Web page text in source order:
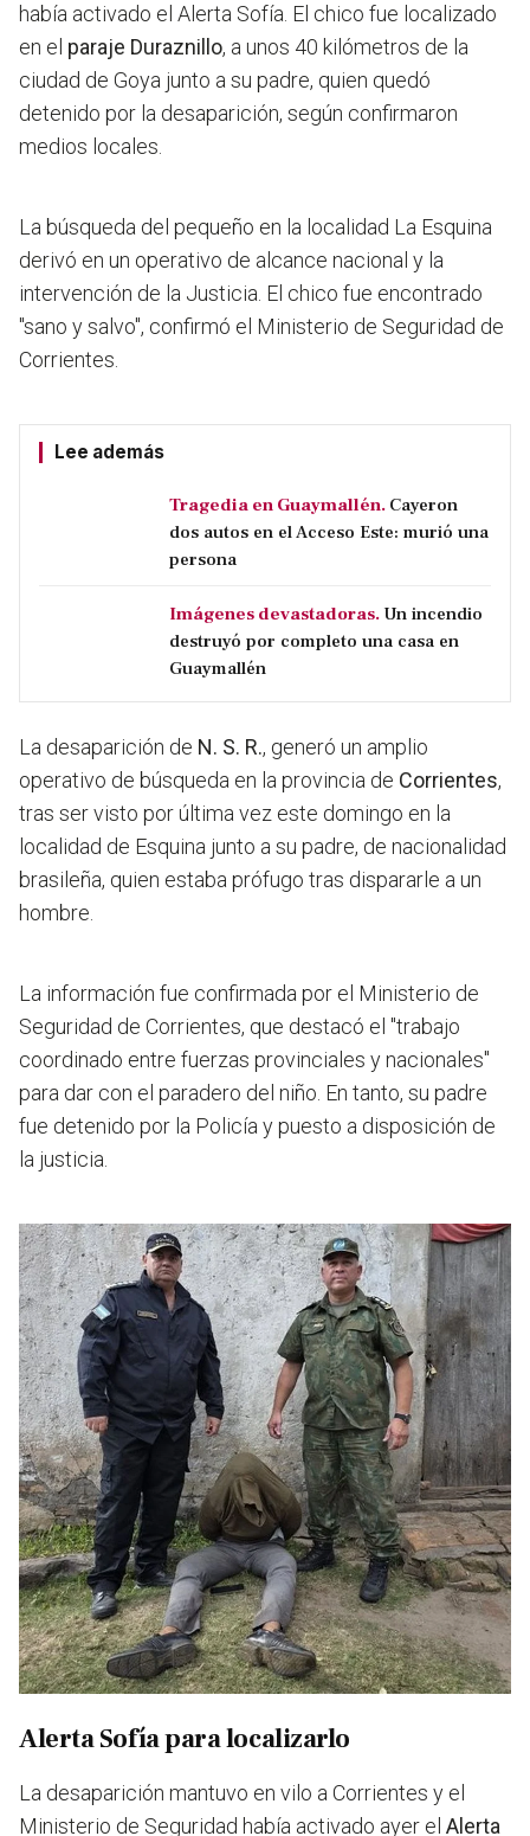
había activado el Alerta Sofía. El chico fue localizado
en el paraje Duraznillo, a unos 40 kilómetros de la
ciudad de Goya junto a su padre, quien quedó
detenido por la desaparición, según confirmaron
medios locales.
La búsqueda del pequeño en la localidad La Esquina
derivó en un operativo de alcance nacional y la
intervención de la Justicia. El chico fue encontrado
"sano y salvo", confirmó el Ministerio de Seguridad de
Corrientes.
Lee además
Tragedia en Guaymallén. Cayeron
dos autos en el Acceso Este: murió una
persona
Imágenes devastadoras. Un incendio
destruyó por completo una casa en
Guaymallén
La desaparición de N. S. R., generó un amplio
operativo de búsqueda en la provincia de Corrientes,
tras ser visto por última vez este domingo en la
localidad de Esquina junto a su padre, de nacionalidad
brasileña, quien estaba prófugo tras dispararle a un
hombre.
La información fue confirmada por el Ministerio de
Seguridad de Corrientes, que destacó el "trabajo
coordinado entre fuerzas provinciales y nacionales"
para dar con el paradero del niño. En tanto, su padre
fue detenido por la Policía y puesto a disposición de
la justicia.
Alerta Sofía para localizarlo
La desaparición mantuvo en vilo a Corrientes y el
Ministerio de Seguridad había activado ayer el Alerta